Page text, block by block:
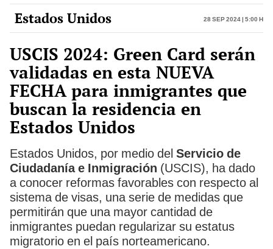
Estados Unidos 28 Sep 2024 | 5:00 h
USCIS 2024: Green Card serán
validadas en esta NUEVA
FECHA para inmigrantes que
buscan la residencia en
Estados Unidos
Estados Unidos, por medio del Servicio de
Ciudadanía e Inmigración (USCIS), ha dado
a conocer reformas favorables con respecto al
sistema de visas, una serie de medidas que
permitirán que una mayor cantidad de
inmigrantes puedan regularizar su estatus
migratorio en el país norteamericano.